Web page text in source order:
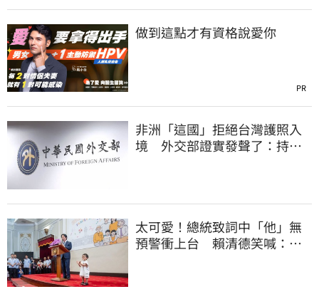
做到這點才有資格說愛你
PR
非洲「這國」拒絕台灣護照入
境 外交部證實發聲了：持續
太可愛！總統致詞中「他」無
預警衝上台 賴清德笑喊：卸